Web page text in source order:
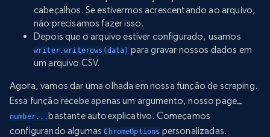
cabeçalhos. Se estivermos acrescentando ao arquivo,
não precisamos fazer isso.
Depois que o arquivo estiver configurado, usamos
writer.writerows(data) para gravar nossos dados em
um arquivo CSV.
Agora, vamos dar uma olhada em nossa função de scraping.
Essa função recebe apenas um argumento, nosso page_
number...bastante autoexplicativo. Começamos
configurando algumasChromeOptions personalizadas.